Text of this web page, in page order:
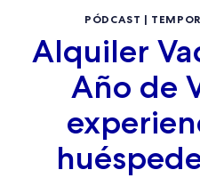
PÓDCAST |
Alquiler
Año de